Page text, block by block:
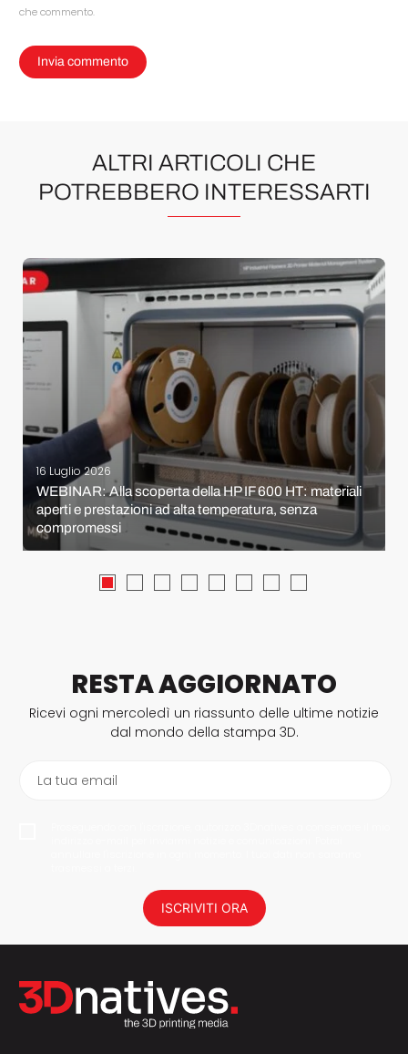
che commento.
ALTRI ARTICOLI CHE
POTREBBERO INTERESSARTI
16 Luglio 2026
WEBINAR: Alla scoperta della HP IF 600 HT: materiali
aperti e prestazioni ad alta temperatura, senza
compromessi
RESTA AGGIORNATO
Ricevi ogni mercoledì un riassunto delle ultime notizie
dal mondo della stampa 3D.
La tua email
ISCRIVITI ORA